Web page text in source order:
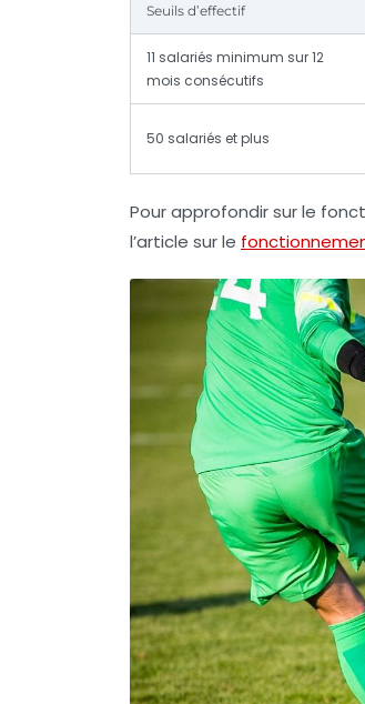
Seuils d’effectif
11 salariés minimum sur 12
mois consécutifs
50 salariés et plus
Pour approfondir sur le
l’article sur le